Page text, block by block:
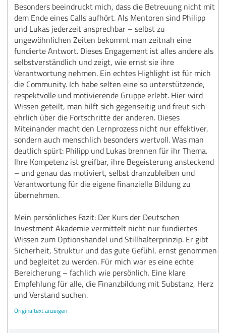
Besonders beeindruckt mich, dass die Betreuung nicht mit
dem Ende eines Calls aufhört. Als Mentoren sind Philipp
und Lukas jederzeit ansprechbar – selbst zu
ungewöhnlichen Zeiten bekommt man zeitnah eine
fundierte Antwort. Dieses Engagement ist alles andere als
selbstverständlich und zeigt, wie ernst sie ihre
Verantwortung nehmen. Ein echtes Highlight ist für mich
die Community. Ich habe selten eine so unterstützende,
respektvolle und motivierende Gruppe erlebt. Hier wird
Wissen geteilt, man hilft sich gegenseitig und freut sich
ehrlich über die Fortschritte der anderen. Dieses
Miteinander macht den Lernprozess nicht nur effektiver,
sondern auch menschlich besonders wertvoll. Was man
deutlich spürt: Philipp und Lukas brennen für ihr Thema.
Ihre Kompetenz ist greifbar, ihre Begeisterung ansteckend
– und genau das motiviert, selbst dranzubleiben und
Verantwortung für die eigene finanzielle Bildung zu
übernehmen.
Mein persönliches Fazit: Der Kurs der Deutschen
Investment Akademie vermittelt nicht nur fundiertes
Wissen zum Optionshandel und Stillhalterprinzip. Er gibt
Sicherheit, Struktur und das gute Gefühl, ernst genommen
und begleitet zu werden. Für mich war es eine echte
Bereicherung – fachlich wie persönlich. Eine klare
Empfehlung für alle, die Finanzbildung mit Substanz, Herz
und Verstand suchen.
Originaltext anzeigen